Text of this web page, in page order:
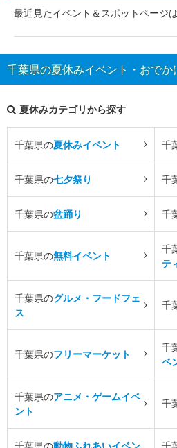
最近見たイベント＆スポットページは
千葉県の夏休みイベント・おで
夏休みカテゴリから探す
千葉県の夏休みイベント 千
千葉県の七夕祭り 千
千葉県の盆踊り 千
千葉県の無料イベント
千
テ
千葉県のグルメ・フードフェ
ス
千
千葉県のフリーマーケット
千
ベ
千葉県のアニメ・ゲームイベ
ント
千
千葉県の動物ふれあいイベン 千